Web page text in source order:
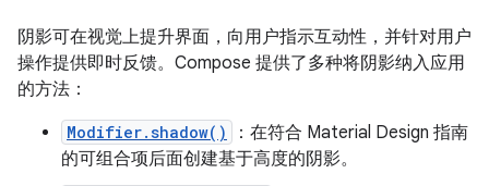
阴影可在视觉上提升界面，向用户指示互动性，并针对用户
操作提供即时反馈。Compose 提供了多种将阴影纳入应用
的方法：
Modifier.shadow()
：在符合 Material Design 指南
的可组合项后面创建基于高度的阴影。